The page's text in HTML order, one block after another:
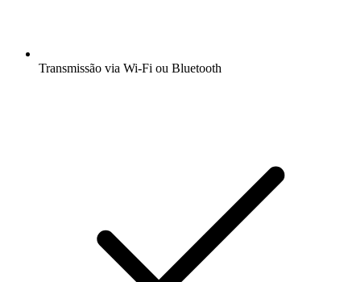
Transmissão via Wi-Fi ou Bluetooth